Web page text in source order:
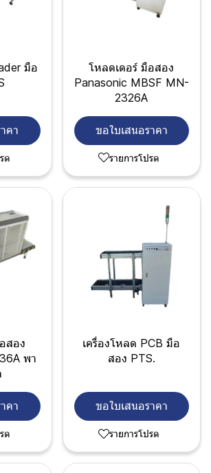
มือ
คา
ด
โหลดเดอร์ มือสอง
Panasonic MBSF MN-
2326A
ขอใบเสนอราคา
รายการโปรด
สอง
พา
คา
ด
เครื่องโหลด PCB มือ
สอง PTS.
ขอใบเสนอราคา
รายการโปรด